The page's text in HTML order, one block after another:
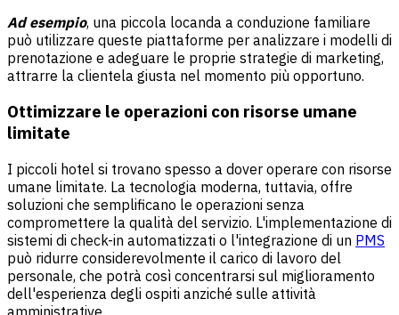
Ad esempio, una piccola locanda a conduzione familiare
può utilizzare queste piattaforme per analizzare i modelli di
prenotazione e adeguare le proprie strategie di marketing,
attrarre la clientela giusta nel momento più opportuno.
Ottimizzare le operazioni con risorse umane
limitate
I piccoli hotel si trovano spesso a dover operare con risorse
umane limitate. La tecnologia moderna, tuttavia, offre
soluzioni che semplificano le operazioni senza
compromettere la qualità del servizio. L'implementazione di
sistemi di check-in automatizzati o l'integrazione di un PMS
può ridurre considerevolmente il carico di lavoro del
personale, che potrà così concentrarsi sul miglioramento
dell'esperienza degli ospiti anziché sulle attività